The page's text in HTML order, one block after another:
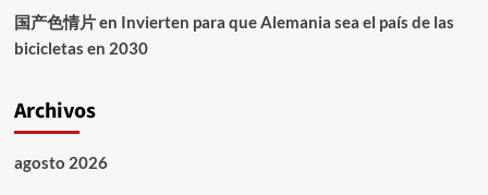
国产色情片en Invierten para que Alemania sea el país de las
bicicletas en 2030
Archivos
agosto 2026